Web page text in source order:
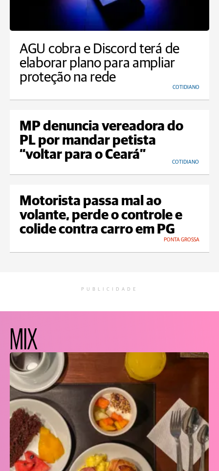
AGU cobra e Discord terá de
elaborar plano para ampliar
proteção na rede
COTIDIANO
MP denuncia vereadora do
PL por mandar petista
“voltar para o Ceará”
COTIDIANO
Motorista passa mal ao
volante, perde o controle e
colide contra carro em PG
PONTA GROSSA
PUBLICIDADE
MIX